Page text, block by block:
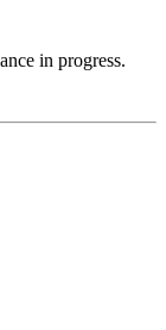
in progress.